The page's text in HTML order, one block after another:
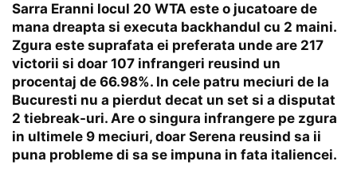
Sarra Eranni locul 20 WTA este o jucatoare de
mana dreapta si executa backhandul cu 2 maini.
Zgura este suprafata ei preferata unde are 217
victorii si doar 107 infrangeri reusind un
procentaj de 66.98%. In cele patru meciuri de la
Bucuresti nu a pierdut decat un set si a disputat
2 tiebreak-uri. Are o singura infrangere pe zgura
in ultimele 9 meciuri, doar Serena reusind sa ii
puna probleme di sa se impuna in fata italiencei.